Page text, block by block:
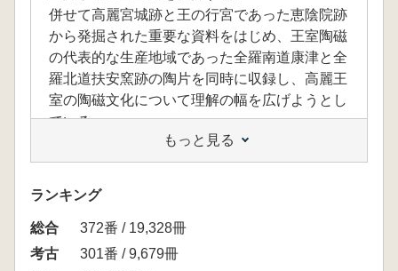
併せて高麗宮城跡と王の行宮であった恵陰院跡
から発掘された重要な資料をはじめ、王室陶磁
の代表的な生産地域であった全羅南道康津と全
羅北道扶安窯跡の陶片を同時に収録し、高麗王
室の陶磁文化について理解の幅を広げようとし
ている。
もっと見る
ランキング
総合
372番 / 19,328冊
考古
301番 / 9,679冊